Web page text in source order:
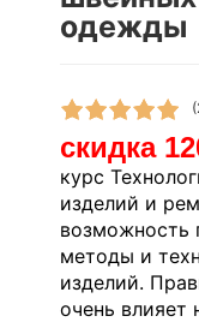
одежды
скидка
курс
изделий и
возможность
методы и
изделий.
очень влияет